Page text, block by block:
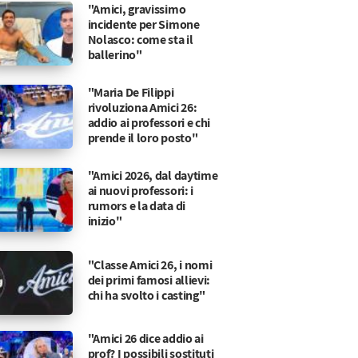
"Amici, gravissimo
incidente per Simone
Nolasco: come sta il
ballerino"
"Maria De Filippi
rivoluziona Amici 26:
addio ai professori e chi
prende il loro posto"
"Amici 2026, dal daytime
ai nuovi professori: i
rumors e la data di
inizio"
"Classe Amici 26, i nomi
dei primi famosi allievi:
chi ha svolto i casting"
"Amici 26 dice addio ai
prof? I possibili sostituti